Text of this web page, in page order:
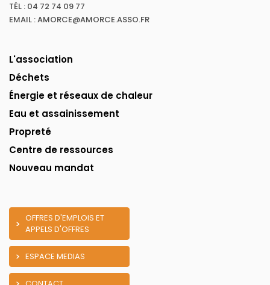
TÉL : 04 72 74 09 77
EMAIL : AMORCE@AMORCE.ASSO.FR
L'association
Déchets
Énergie et réseaux de chaleur
Eau et assainissement
Propreté
Centre de ressources
Nouveau mandat
OFFRES D'EMPLOIS ET
APPELS D'OFFRES
ESPACE MEDIAS